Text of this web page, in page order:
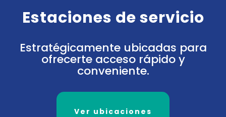
Estaciones de servicio
Estratégicamente ubicadas para
ofrecerte acceso rápido y
conveniente.
Ver ubicaciones